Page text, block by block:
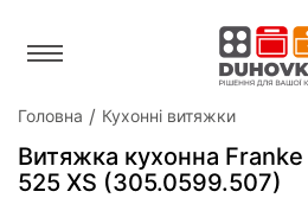
Головна Кухонні витяжки
Витяжка кухонна
525 XS (305.0599.507)